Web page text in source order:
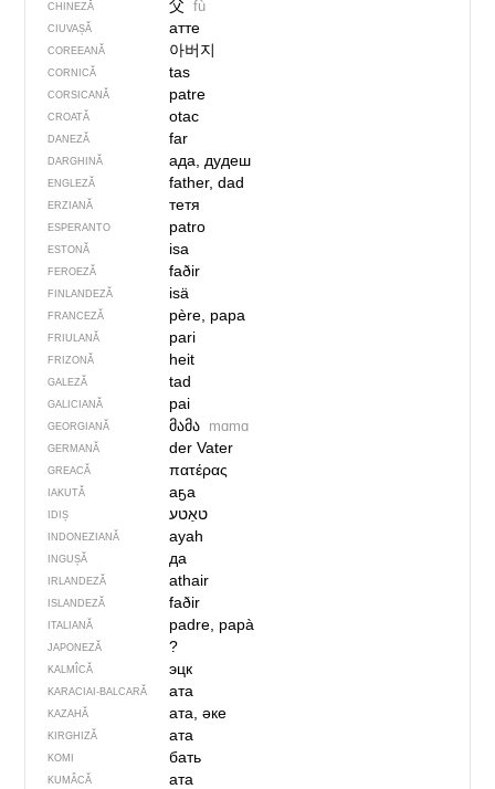
CHINEZĂ 父 fù
CIUVAȘĂ атте
COREEANĂ 아버지
CORNICĂ tas
CORSICANĂ patre
CROATĂ otac
DANEZĂ far
DARGHINĂ ада, дудеш
ENGLEZĂ father, dad
ERZIANĂ тетя
ESPERANTO patro
ESTONĂ isa
FEROEZĂ faðir
FINLANDEZĂ isä
FRANCEZĂ père, papa
FRIULANĂ pari
FRIZONĂ heit
GALEZĂ tad
GALICIANĂ pai
GEORGIANĂ მამა mɑmɑ
GERMANĂ der Vater
GREACĂ πατέρας
IAKUTĂ аҕа
IDIȘ
INDONEZIANĂ ayah
INGUȘĂ да
IRLANDEZĂ athair
ISLANDEZĂ faðir
ITALIANĂ padre, papà
JAPONEZĂ ?
KALMÎCĂ эцк
KARACIAI-BALCARĂ ата
KAZAHĂ ата, әке
KIRGHIZĂ ата
KOMI бать
KUMÂCĂ ата